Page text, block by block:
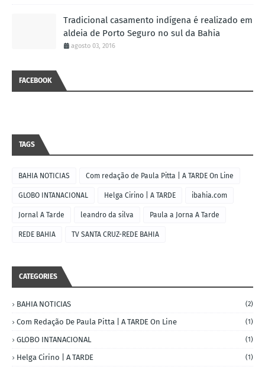
Tradicional casamento indígena é realizado em
aldeia de Porto Seguro no sul da Bahia
agosto 03, 2016
FACEBOOK
TAGS
BAHIA NOTICIAS Com redação de Paula Pitta | A TARDE On Line
GLOBO INTANACIONAL Helga Cirino | A TARDE ibahia.com
Jornal A Tarde leandro da silva Paula a Jorna A Tarde
REDE BAHIA TV SANTA CRUZ-REDE BAHIA
CATEGORIES
BAHIA NOTICIAS (2)
Com Redação De Paula Pitta | A TARDE On Line (1)
GLOBO INTANACIONAL (1)
Helga Cirino | A TARDE (1)